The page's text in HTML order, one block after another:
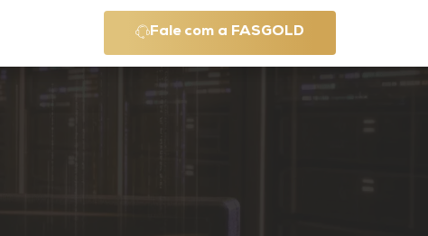
Fale com a FASGOLD